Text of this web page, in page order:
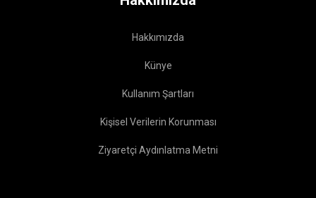
Hakkımızda
Künye
Kullanım Şartları
Kişisel Verilerin Korunması
Ziyaretçi Aydınlatma Metni